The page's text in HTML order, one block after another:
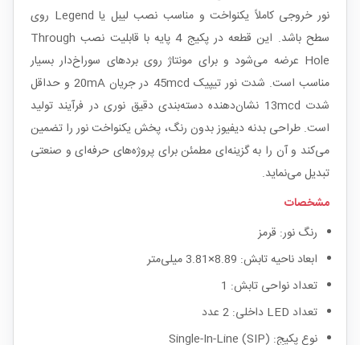
نور خروجی کاملاً یکنواخت و مناسب نصب لیبل یا Legend روی
سطح باشد. این قطعه در پکیج 4 پایه با قابلیت نصب Through
Hole عرضه می‌شود و برای مونتاژ روی بردهای سوراخ‌دار بسیار
مناسب است. شدت نور تیپیک 45mcd در جریان 20mA و حداقل
شدت 13mcd نشان‌دهنده دسته‌بندی دقیق نوری در فرآیند تولید
است. طراحی بدنه دیفیوز بدون رنگ، پخش یکنواخت نور را تضمین
می‌کند و آن را به گزینه‌ای مطمئن برای پروژه‌های حرفه‌ای و صنعتی
تبدیل می‌نماید.
مشخصات
رنگ نور: قرمز
ابعاد ناحیه تابش: 8.89×3.81 میلی‌متر
تعداد نواحی تابش: 1
تعداد LED داخلی: 2 عدد
نوع پکیج: Single-In-Line (SIP)